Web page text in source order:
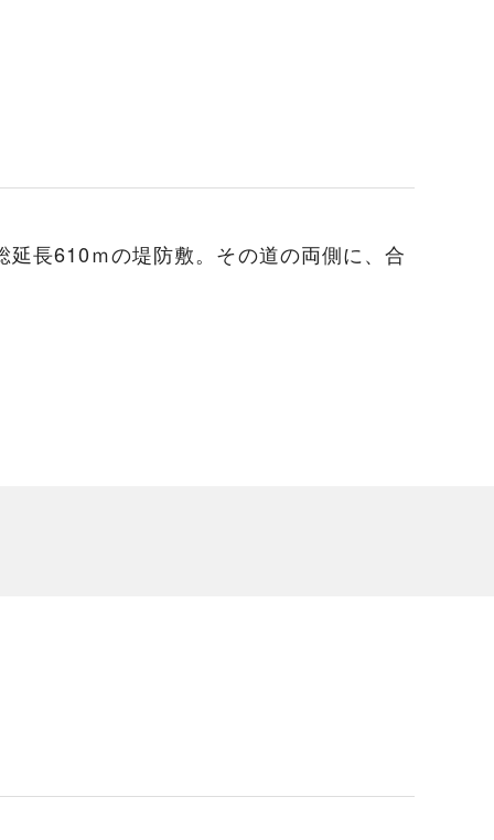
長610ｍの堤防敷。その道の両側に、合